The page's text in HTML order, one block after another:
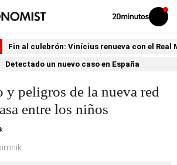
Volver
Iniciar
sesión
Fin al culebrón: Vinícius renueva con el Real
Detectado un nuevo caso en España
peligros de la nueva red
entre los niños